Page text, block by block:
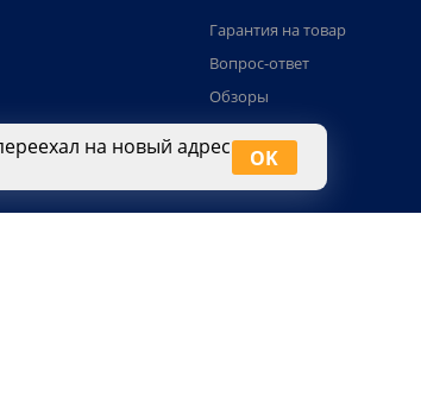
Гарантия на товар
Вопрос-ответ
Обзоры
на новый адрес OK